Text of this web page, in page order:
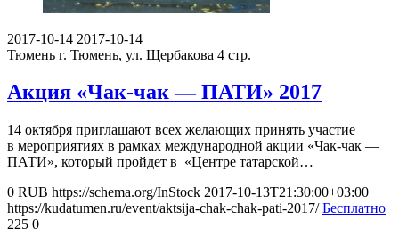
2017-10-14 2017-10-14
Тюмень г. Тюмень, ул. Щербакова 4 стр.
Акция «Чак-чак — ПАТИ» 2017
14 октября приглашают всех желающих принять участие
в мероприятиях в рамках международной акции «Чак-чак —
ПАТИ», который пройдет в «Центре татарской…
0 RUB https://schema.org/InStock 2017-10-13T21:30:00+03:00
https://kudatumen.ru/event/aktsija-chak-chak-pati-2017/ Бесплатно
225 0